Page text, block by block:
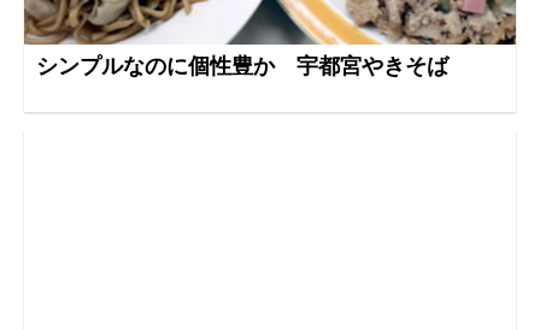
シンプルなのに個性豊か 宇都宮やきそば